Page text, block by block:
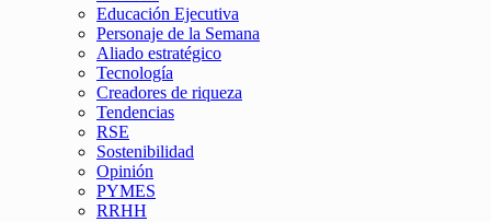
Educación Ejecutiva
Personaje de la Semana
Aliado estratégico
Tecnología
Creadores de riqueza
Tendencias
RSE
Sostenibilidad
Opinión
PYMES
RRHH